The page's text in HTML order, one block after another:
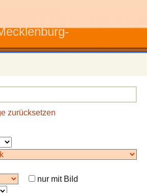
zurücksetzen
nur mit Bild